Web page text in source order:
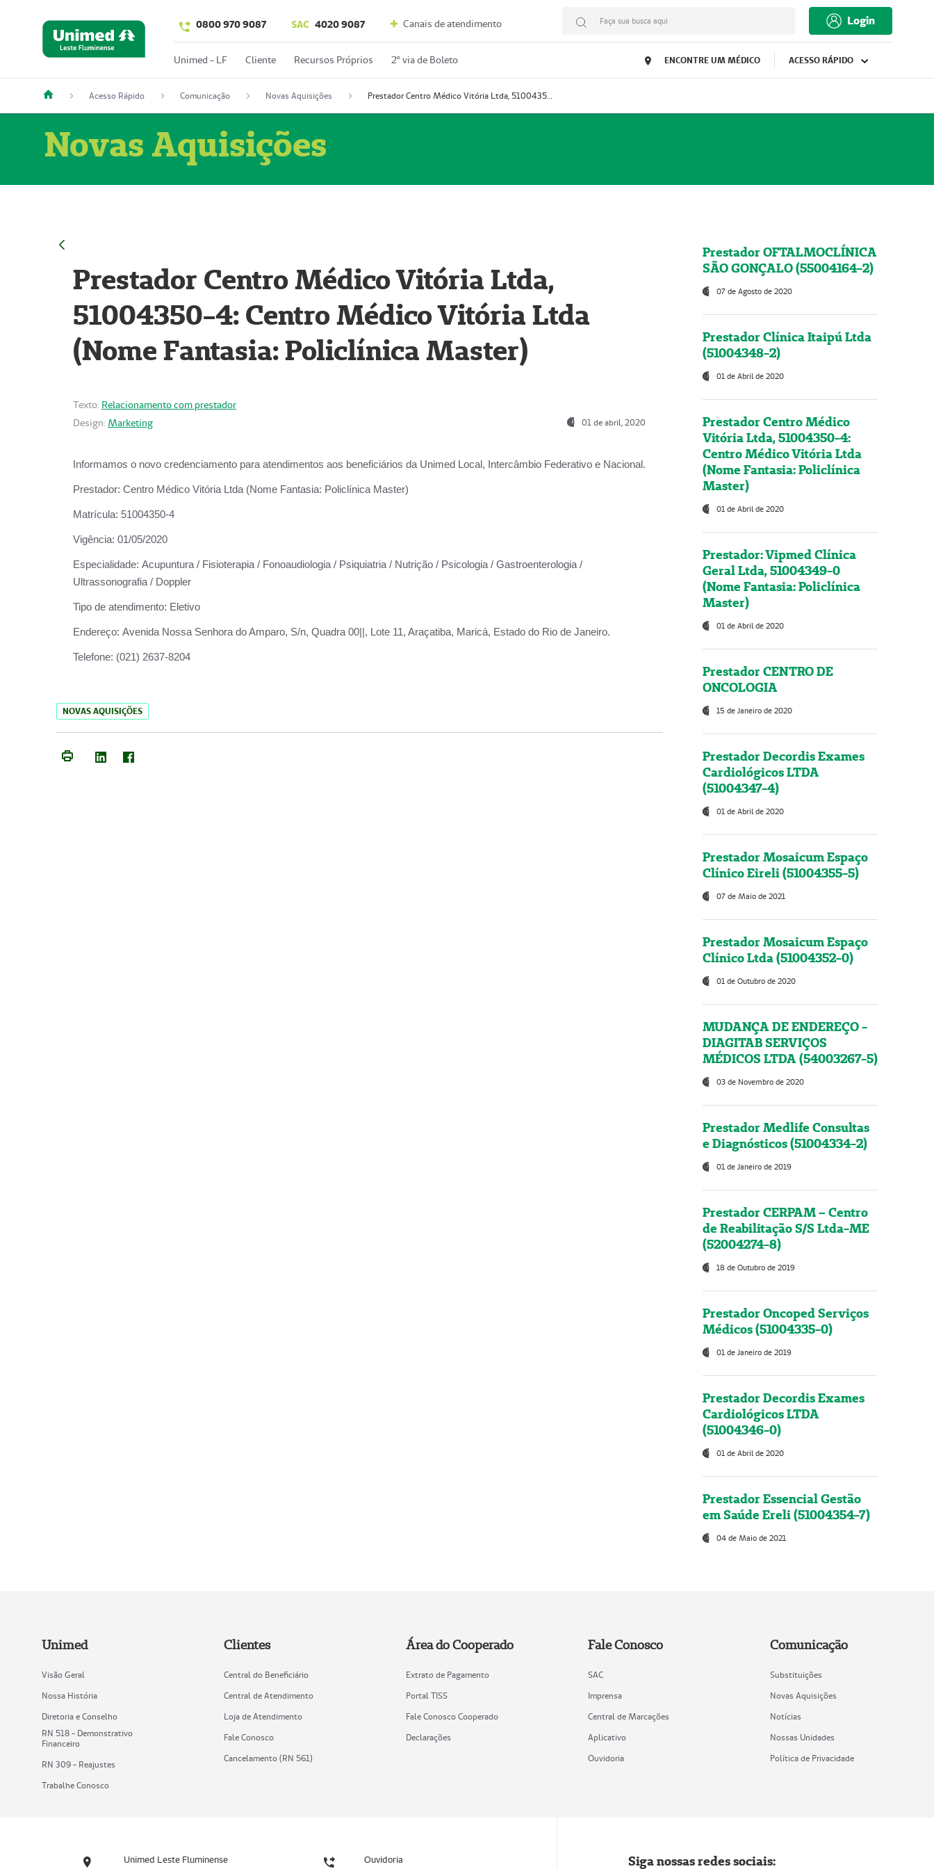
0800 970 9087 SAC 4020 9087 Canais de atendimento Faça sua busca aqui Login
Unimed - LF Cliente Recursos Próprios 2º via de Boleto ENCONTRE UM MÉDICO ACESSO RÁPIDO
Acesso Rápido Comunicação Novas Aquisições Prestador Centro Médico Vitória Ltda, 51004350-4: Centro Médico Vitória Ltda (Nome Fantasia: Policlínica Master)
Novas Aquisições
Prestador Centro Médico Vitória Ltda,
51004350-4: Centro Médico Vitória Ltda
(Nome Fantasia: Policlínica Master)
Texto: Relacionamento com prestador
Design: Marketing 01 de abril, 2020
Informamos o novo credenciamento para atendimentos aos beneficiários da Unimed Local, Intercâmbio Federativo e Nacional.
Prestador: Centro Médico Vitória Ltda (Nome Fantasia: Policlínica Master)
Matrícula: 51004350-4
Vigência: 01/05/2020
Especialidade: Acupuntura / Fisioterapia / Fonoaudiologia / Psiquiatria / Nutrição / Psicologia / Gastroenterologia /
Ultrassonografia / Doppler
Tipo de atendimento: Eletivo
Endereço: Avenida Nossa Senhora do Amparo, S/n, Quadra 00||, Lote 11, Araçatiba, Maricá, Estado do Rio de Janeiro.
Telefone: (021) 2637-8204
NOVAS AQUISIÇÕES
Prestador OFTALMOCLÍNICA
SÃO GONÇALO (55004164-2)
07 de Agosto de 2020
Prestador Clínica Itaipú Ltda
(51004348-2)
01 de Abril de 2020
Prestador Centro Médico
Vitória Ltda, 51004350-4:
Centro Médico Vitória Ltda
(Nome Fantasia: Policlínica
Master)
01 de Abril de 2020
Prestador: Vipmed Clínica
Geral Ltda, 51004349-0
(Nome Fantasia: Policlínica
Master)
01 de Abril de 2020
Prestador CENTRO DE
ONCOLOGIA
15 de Janeiro de 2020
Prestador Decordis Exames
Cardiológicos LTDA
(51004347-4)
01 de Abril de 2020
Prestador Mosaicum Espaço
Clínico Eireli (51004355-5)
07 de Maio de 2021
Prestador Mosaicum Espaço
Clínico Ltda (51004352-0)
01 de Outubro de 2020
MUDANÇA DE ENDEREÇO -
DIAGITAB SERVIÇOS
MÉDICOS LTDA (54003267-5)
03 de Novembro de 2020
Prestador Medlife Consultas
e Diagnósticos (51004334-2)
01 de Janeiro de 2019
Prestador CERPAM – Centro
de Reabilitação S/S Ltda-ME
(52004274-8)
18 de Outubro de 2019
Prestador Oncoped Serviços
Médicos (51004335-0)
01 de Janeiro de 2019
Prestador Decordis Exames
Cardiológicos LTDA
(51004346-0)
01 de Abril de 2020
Prestador Essencial Gestão
em Saúde Ereli (51004354-7)
04 de Maio de 2021
Unimed
Visão Geral
Nossa História
Diretoria e Conselho
RN 518 - Demonstrativo
Financeiro
RN 309 - Reajustes
Trabalhe Conosco
Clientes
Central do Beneficiário
Central de Atendimento
Loja de Atendimento
Fale Conosco
Cancelamento (RN 561)
Área do Cooperado
Extrato de Pagamento
Portal TISS
Fale Conosco Cooperado
Declarações
Fale Conosco
SAC
Imprensa
Central de Marcações
Aplicativo
Ouvidoria
Comunicação
Substituições
Novas Aquisições
Notícias
Nossas Unidades
Política de Privacidade
Unimed Leste Fluminense Ouvidoria Siga nossas redes sociais: